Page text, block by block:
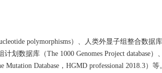
polymorphisms）、人类外显子组整合数据
划数据库（The 1000 Genomes Project database
Mutation Database，HGMD professional 2018.3）